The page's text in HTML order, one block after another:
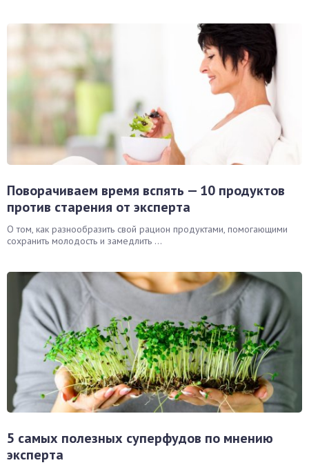
Поворачиваем время вспять — 10 продуктов
против старения от эксперта
О том, как разнообразить свой рацион продуктами, помогающими
сохранить молодость и замедлить ...
5 самых полезных суперфудов по мнению
эксперта